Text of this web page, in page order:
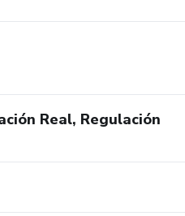
Real, Regulación